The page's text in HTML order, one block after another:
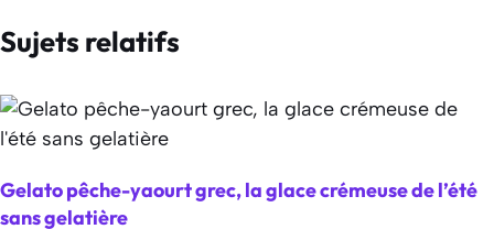
Sujets relatifs
Gelato pêche-yaourt grec, la glace crémeuse de l’été
sans gelatière